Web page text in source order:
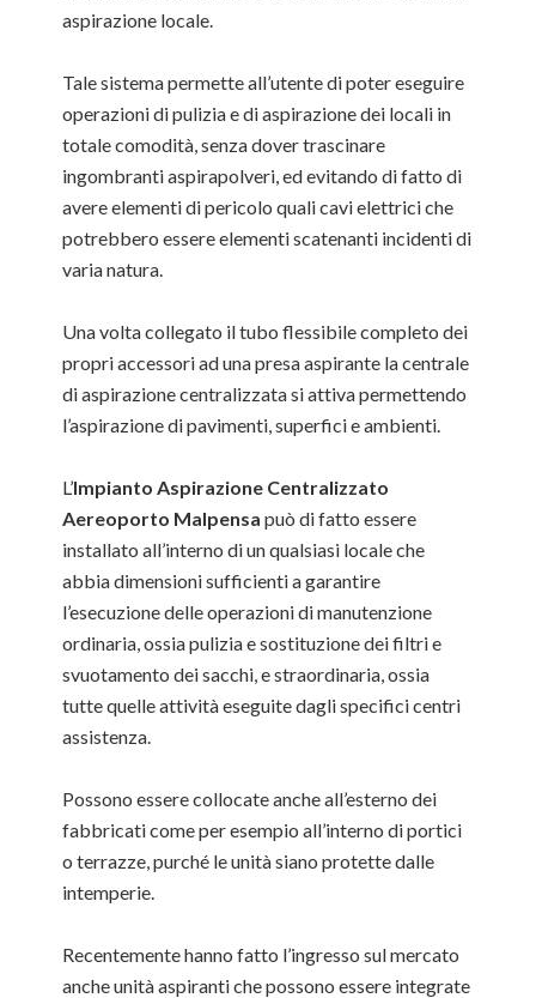
aspirazione locale.
Tale sistema permette all’utente di poter eseguire
operazioni di pulizia e di aspirazione dei locali in
totale comodità, senza dover trascinare
ingombranti aspirapolveri, ed evitando di fatto di
avere elementi di pericolo quali cavi elettrici che
potrebbero essere elementi scatenanti incidenti di
varia natura.
Una volta collegato il tubo flessibile completo dei
propri accessori ad una presa aspirante la centrale
di aspirazione centralizzata si attiva permettendo
l’aspirazione di pavimenti, superfici e ambienti.
L’Impianto Aspirazione Centralizzato
Aereoporto Malpensa può di fatto essere
installato all’interno di un qualsiasi locale che
abbia dimensioni sufficienti a garantire
l’esecuzione delle operazioni di manutenzione
ordinaria, ossia pulizia e sostituzione dei filtri e
svuotamento dei sacchi, e straordinaria, ossia
tutte quelle attività eseguite dagli specifici centri
assistenza.
Possono essere collocate anche all’esterno dei
fabbricati come per esempio all’interno di portici
o terrazze, purché le unità siano protette dalle
intemperie.
Recentemente hanno fatto l’ingresso sul mercato
anche unità aspiranti che possono essere integrate